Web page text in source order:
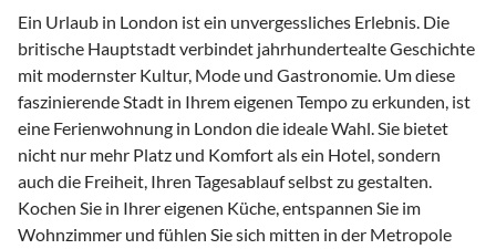
Ein Urlaub in London ist ein unvergessliches Erlebnis. Die
britische Hauptstadt verbindet jahrhundertealte Geschichte
mit modernster Kultur, Mode und Gastronomie. Um diese
faszinierende Stadt in Ihrem eigenen Tempo zu erkunden, ist
eine Ferienwohnung in London die ideale Wahl. Sie bietet
nicht nur mehr Platz und Komfort als ein Hotel, sondern
auch die Freiheit, Ihren Tagesablauf selbst zu gestalten.
Kochen Sie in Ihrer eigenen Küche, entspannen Sie im
Wohnzimmer und fühlen Sie sich mitten in der Metropole